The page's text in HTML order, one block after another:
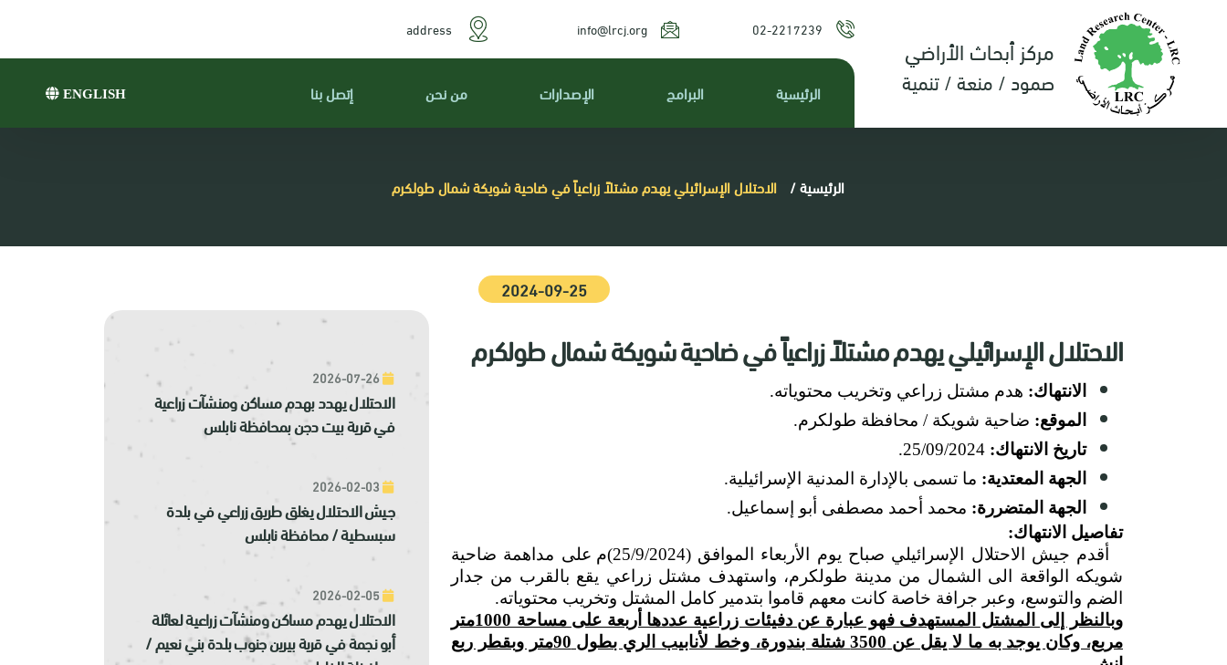
مركز أبحاث الأراضي
صمود / منعة / تنمية
02-2217239
info@lrcj.org
address
الرئيسية البرامج الإصدارات من نحن إتصل بنا ENGLISH
الرئيسية/ الاحتلال الإسرائيلي يهدم مشتلاً زراعياً في ضاحية شويكة شمال طولكرم
2024-09-25
الاحتلال الإسرائيلي يهدم مشتلاً زراعياً في ضاحية شويكة شمال طولكرم
الانتهاك: هدم مشتل زراعي وتخريب محتوياته.
الموقع: ضاحية شويكة / محافظة طولكرم.
تاريخ الانتهاك: 25/09/2024.
الجهة المعتدية: ما تسمى بالإدارة المدنية الإسرائيلية.
الجهة المتضررة: محمد أحمد مصطفى أبو إسماعيل.
تفاصيل الانتهاك:
أقدم جيش الاحتلال الإسرائيلي صباح يوم الأربعاء الموافق (25/9/2024)م على مداهمة ضاحية
شويكه الواقعة الى الشمال من مدينة طولكرم، واستهدف مشتل زراعي يقع بالقرب من جدار
الضم والتوسع، وعبر جرافة خاصة كانت معهم قاموا بتدمير كامل المشتل وتخريب محتوياته.
وبالنظر إلى المشتل المستهدف فهو عبارة عن دفيئات زراعية عددها أربعة على مساحة 1000متر
مربع، وكان يوجد به ما لا يقل عن 3500 شتلة بندورة، وخط لأنابيب الري بطول 90متر وبقطر ربع
الاحتلال يهدد بهدم مساكن ومنشآت زراعية
في قرية بيت دجن بمحافظة نابلس
جيش الاحتلال يغلق طريق زراعي في بلدة
سبسطية / محافظة نابلس
الاحتلال يهدم مساكن ومنشآت زراعية لعائلة
أبو نجمة في قرية بيرين جنوب بلدة بني نعيم /